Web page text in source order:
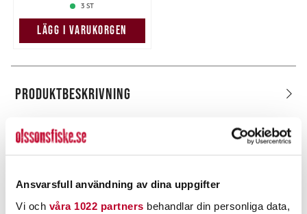
Ansvarsfull användning av dina uppgifter
Vi och våra 1022 partners behandlar din personliga data,
3 ST
LÄGG I VARUKORGEN
PRODUKTBESKRIVNING
POPULÄRT JUST NU
40%